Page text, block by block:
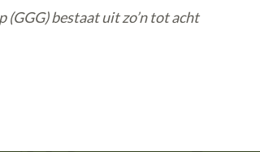
(GGG) bestaat uit zo’n tot acht